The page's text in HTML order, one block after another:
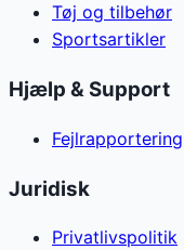
Tøj og tilbehør
Sportsartikler
Hjælp & Support
Fejlrapportering
Juridisk
Privatlivspolitik